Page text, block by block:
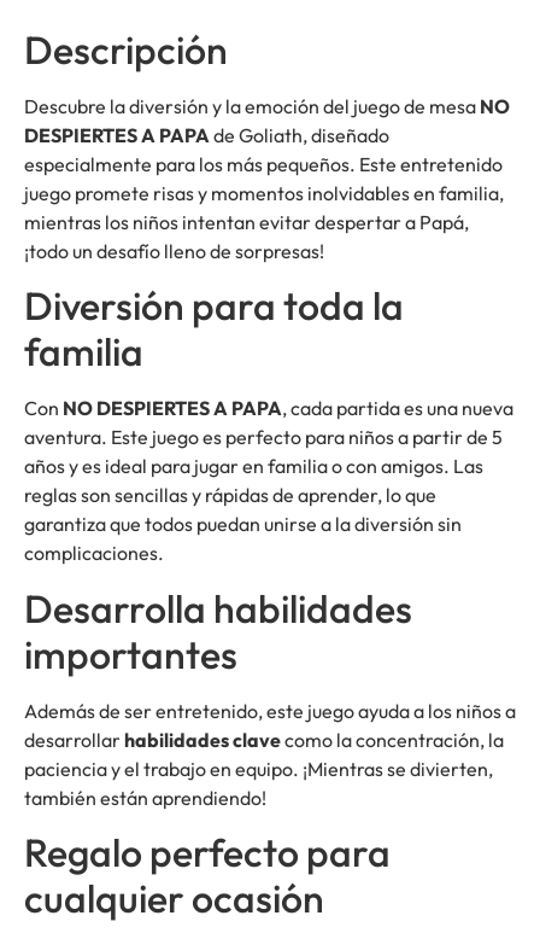
Descripción
Descubre la diversión y la emoción del juego de mesa NO
DESPIERTES A PAPAde Goliath, diseñado
especialmente para los más pequeños. Este entretenido
juego promete risas y momentos inolvidables en familia,
mientras los niños intentan evitar despertar a Papá,
¡todo un desafío lleno de sorpresas!
Diversión para toda la
familia
Con NO DESPIERTES A PAPA, cada partida es una nueva
aventura. Este juego es perfecto para niños a partir de 5
años y es ideal para jugar en familia o con amigos. Las
reglas son sencillas y rápidas de aprender, lo que
garantiza que todos puedan unirse a la diversión sin
complicaciones.
Desarrolla habilidades
importantes
Además de ser entretenido, este juego ayuda a los niños a
desarrollarhabilidades clavecomo la concentración, la
paciencia y el trabajo en equipo. ¡Mientras se divierten,
también están aprendiendo!
Regalo perfecto para
cualquier ocasión